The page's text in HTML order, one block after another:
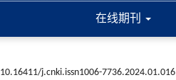
在线期刊
10.16411/j.cnki.issn1006-7736.2024.01.016